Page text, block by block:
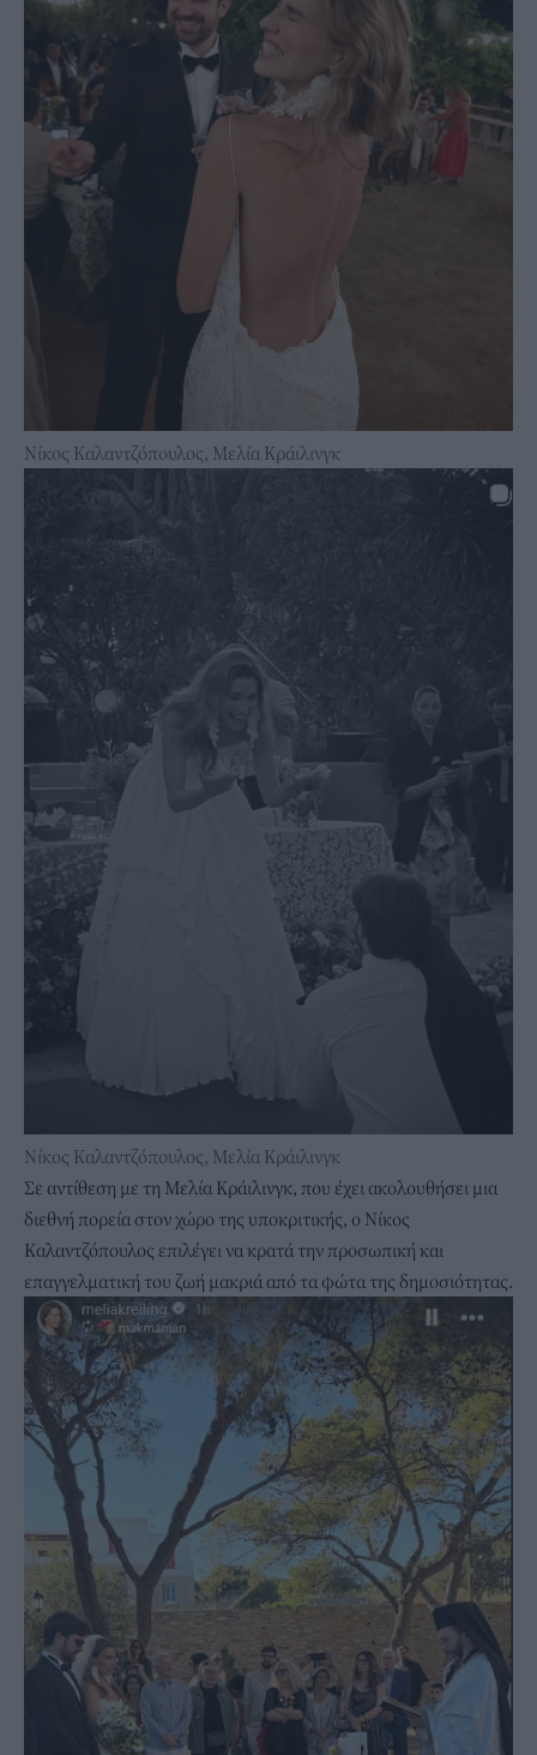
Νίκος Καλαντζόπουλος, Μελία Κράιλινγκ
Νίκος Καλαντζόπουλος, Μελία Κράιλινγκ
Σε αντίθεση με τη Μελία Κράιλινγκ, που έχει ακολουθήσει μια
διεθνή πορεία στον χώρο της υποκριτικής, ο Νίκος
Καλαντζόπουλος επιλέγει να κρατά την προσωπική και
επαγγελματική του ζωή μακριά από τα φώτα της δημοσιότητας.